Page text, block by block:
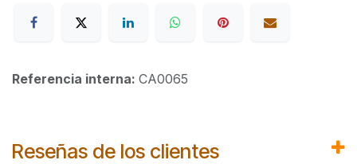
Referencia interna: CA0065
Reseñas de los clientes